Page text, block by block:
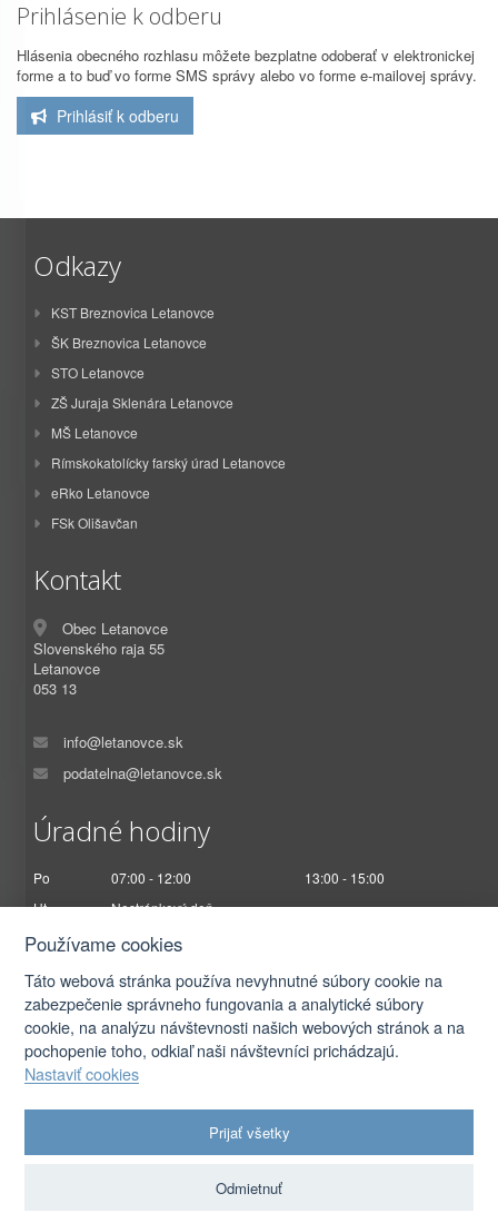
Prihlásenie k odberu
Hlásenia obecného rozhlasu môžete bezplatne odoberať v elektronickej
forme a to buď vo forme SMS správy alebo vo forme e-mailovej správy.
Prihlásiť k odberu
Odkazy
KST Breznovica Letanovce
ŠK Breznovica Letanovce
STO Letanovce
ZŠ Juraja Sklenára Letanovce
MŠ Letanovce
Rímskokatolícky farský úrad Letanovce
eRko Letanovce
FSk Olišavčan
Kontakt
Obec Letanovce
Slovenského raja 55
Letanovce
053 13
info@letanovce.sk
podatelna@letanovce.sk
Úradné hodiny
Po 07:00 - 12:00
13:00 - 15:00
Ut
Nestránkový deň
St
07:00 - 12:00
Pi
07:00 - 12:30
Ochrana osobných údajov|Prístupnosť
Používame cookies
Táto webová stránka používa nevyhnutné súbory cookie na
zabezpečenie správneho fungovania a analytické súbory
cookie, na analýzu návštevnosti našich webových stránok a na
pochopenie toho, odkiaľ naši návštevníci prichádzajú.
Nastaviť cookies
Prijať všetky
Odmietnuť